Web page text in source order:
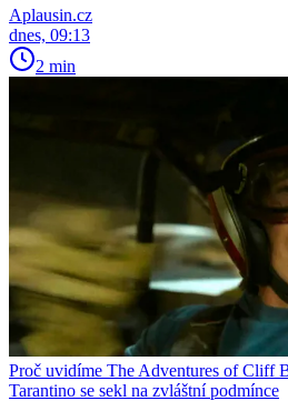
Aplausin.cz
dnes, 09:13
2 min
Proč uvidíme The Adventures of Cliff
Tarantino se sekl na zvláštní podmínce